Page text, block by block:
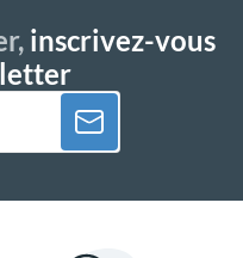
inscrivez-vous